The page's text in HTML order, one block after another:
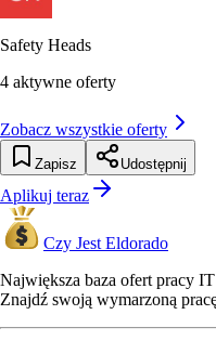
Safety Heads
4 aktywne oferty
Zobacz wszystkie oferty
Zapisz Udostępnij
Aplikuj teraz
Czy Jest Eldorado
Największa baza ofert pracy
Znajdź swoją wymarzoną